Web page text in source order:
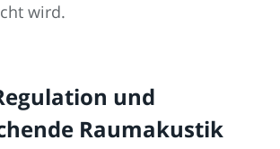
wird.
und
Raumakustik